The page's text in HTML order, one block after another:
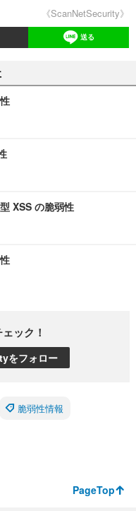
《ScanNetSecurity》
送る
XSS の脆弱性
ック！
をフォロー
脆弱性情報
PageTop